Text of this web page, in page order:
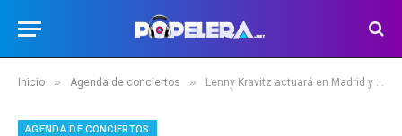
Inicio » Agenda de conciertos » Lenny Kravitz actuará en Madrid y Barcelona en juliio
AGENDA DE CONCIERTOS